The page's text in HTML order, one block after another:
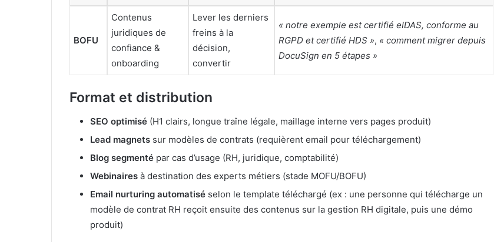
BOFU
Contenus
juridiques de
confiance &
onboarding
Lever les derniers
freins à la
décision,
convertir
« notre exemple est certifié eIDAS, conforme au
RGPD et certifié HDS », « comment migrer depuis
DocuSign en 5 étapes »
Format et distribution
SEO optimisé (H1 clairs, longue traîne légale, maillage interne vers pages produit)
Lead magnets sur modèles de contrats (requièrent email pour téléchargement)
Blog segmenté par cas d’usage (RH, juridique, comptabilité)
Webinaires à destination des experts métiers (stade MOFU/BOFU)
Email nurturing automatisé selon le template téléchargé (ex : une personne qui télécharge un
modèle de contrat RH reçoit ensuite des contenus sur la gestion RH digitale, puis une démo
produit)